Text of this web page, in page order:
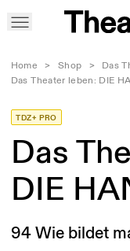
Home > Shop > Das
Das Theater leben: DIE
TDZ+ PRO
Das
DIE
94 Wie bildet